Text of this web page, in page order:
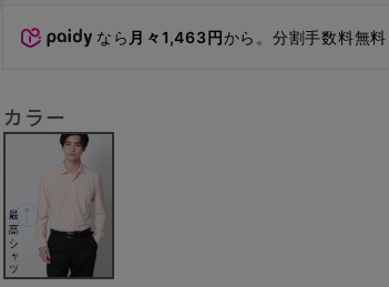
なら 月々1,463円から。分割手数料無料
カラー